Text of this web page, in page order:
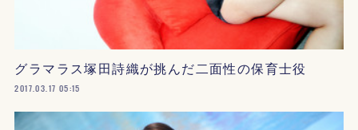
グラマラス塚田詩織が挑んだ二面性の保育士役
2017.03.17 05:15